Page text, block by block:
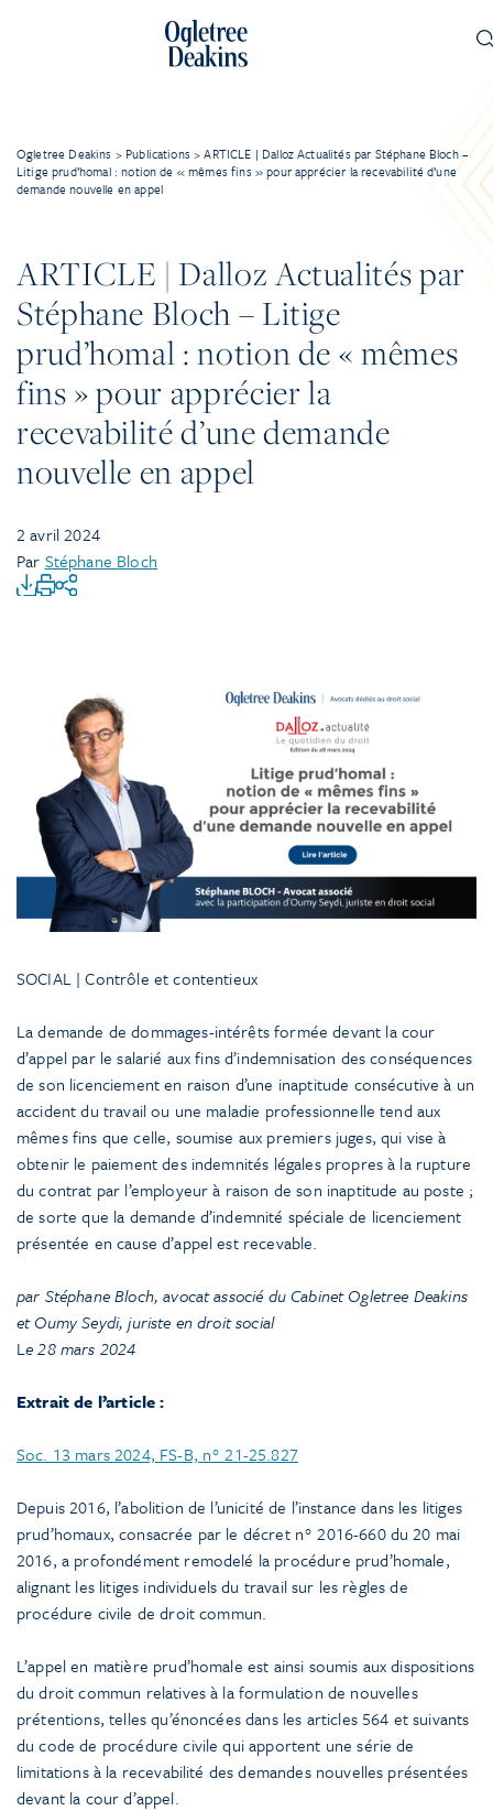
Ogletree Deakins > Publications >ARTICLE | Dalloz Actualités par Stéphane Bloch –
Litige prud’homal : notion de « mêmes fins » pour apprécier la recevabilité d’une
demande nouvelle en appel
ARTICLE | Dalloz Actualités par
Stéphane Bloch – Litige
prud’homal : notion de « mêmes
fins » pour apprécier la
recevabilité d’une demande
nouvelle en appel
2 avril 2024
Par Stéphane Bloch
SOCIAL | Contrôle et contentieux
La demande de dommages-intérêts formée devant la cour
d’appel par le salarié aux fins d’indemnisation des conséquences
de son licenciement en raison d’une inaptitude consécutive à un
accident du travail ou une maladie professionnelle tend aux
mêmes fins que celle, soumise aux premiers juges, qui vise à
obtenir le paiement des indemnités légales propres à la rupture
du contrat par l’employeur à raison de son inaptitude au poste ;
de sorte que la demande d’indemnité spéciale de licenciement
présentée en cause d’appel est recevable.
par Stéphane Bloch, avocat associé du Cabinet Ogletree Deakins
et Oumy Seydi, juriste en droit social
Le 28 mars 2024
Extrait de l’article :
Soc. 13 mars 2024, FS-B, n° 21-25.827
Depuis 2016, l’abolition de l’unicité de l’instance dans les litiges
prud’homaux, consacrée par le décret n° 2016-660 du 20 mai
2016, a profondément remodelé la procédure prud’homale,
alignant les litiges individuels du travail sur les règles de
procédure civile de droit commun.
L’appel en matière prud’homale est ainsi soumis aux dispositions
du droit commun relatives à la formulation de nouvelles
prétentions, telles qu’énoncées dans les articles 564 et suivants
du code de procédure civile qui apportent une série de
limitations à la recevabilité des demandes nouvelles présentées
devant la cour d’appel.